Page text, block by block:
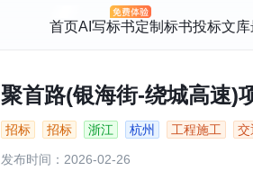
首页AI写标书定制标书投标文库
聚首路(银海街-绕城高速)
招标 招标 浙江 杭州 工程施工 交
发布时间：2026-02-26